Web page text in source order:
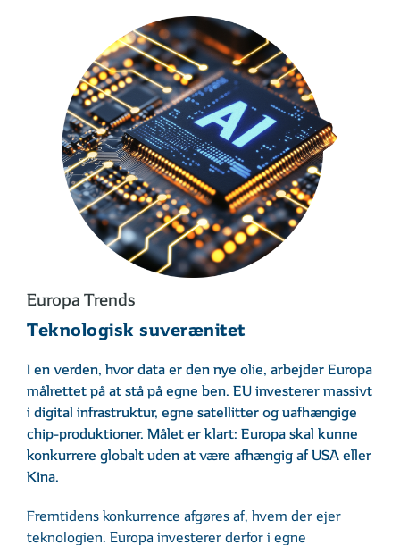
Europa Trends
Teknologisk suverænitet
I en verden, hvor data er den nye olie, arbejder Europa
målrettet på at stå på egne ben. EU investerer massivt
i digital infrastruktur, egne satellitter og uafhængige
chip-produktioner. Målet er klart: Europa skal kunne
konkurrere globalt uden at være afhængig af USA eller
Kina.
Fremtidens konkurrence afgøres af, hvem der ejer
teknologien. Europa investerer derfor i egne